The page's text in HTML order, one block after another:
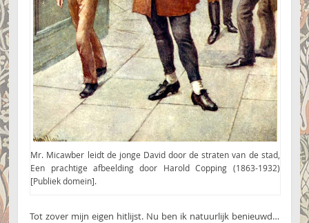
Mr. Micawber leidt de jonge David door de straten van de stad,
Een prachtige afbeelding door Harold Copping (1863-1932)
[Publiek domein].
Tot zover mijn eigen hitlijst. Nu ben ik natuurlijk benieuwd…